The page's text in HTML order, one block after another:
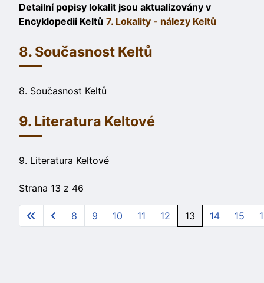
Detailní popisy lokalit jsou aktualizovány v
Encyklopedii Keltů 7. Lokality - nálezy Keltů
8. Současnost Keltů
8. Současnost Keltů
9. Literatura Keltové
9. Literatura Keltové
Strana 13 z 46
8 9 10 11 12 13 14 15